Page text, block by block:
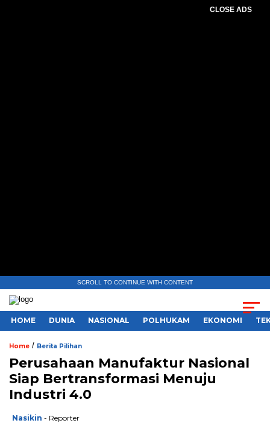
CLOSE ADS
SCROLL TO CONTINUE WITH CONTENT
HOME DUNIA NASIONAL POLHUKAM EKONOMI
Home / Berita Pilihan
Perusahaan Manufaktur Nasional
Siap Bertransformasi Menuju
Industri 4.0
Nasikin - Reporter